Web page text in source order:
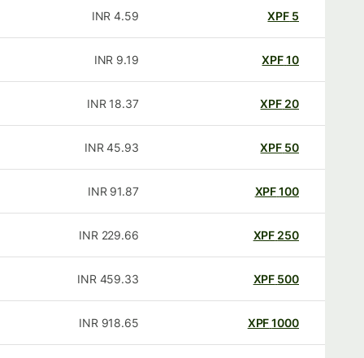
XPF
4.59
INR
XPF
9.19
INR
20
XPF
18.37
INR
50
XPF
45.93
INR
100
XPF
91.87
INR
250
XPF
229.66
INR
500
XPF
459.33
INR
1000
XPF
918.65
INR